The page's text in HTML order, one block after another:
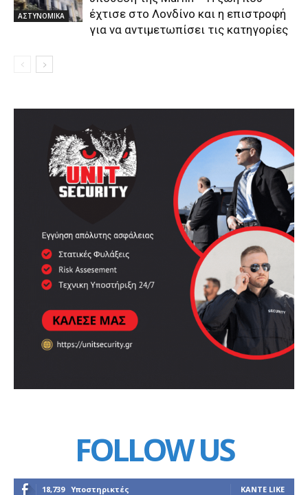
ΑΣΤΥΝΟΜΙΚΑ
έχτισε στο Λονδίνο και η επιστροφή
για να αντιμετωπίσει τις κατηγορίες
FOLLOW US
18,739 Υποστηρικτές ΚΆΝΤΕ LIKE